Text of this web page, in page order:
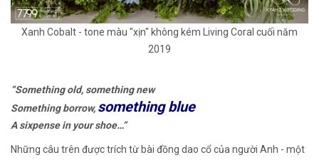
Xanh Cobalt - tone màu "xịn" không kém Living Coral cuối năm
2019
“Something old, something new
Something borrow, something blue
A sixpense in your shoe…”
Những câu trên được trích từ bài đồng dao cổ của người Anh - một